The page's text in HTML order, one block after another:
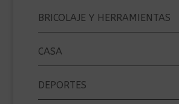
BRICOLAJE Y HERRAMIENTAS
CASA
DEPORTES